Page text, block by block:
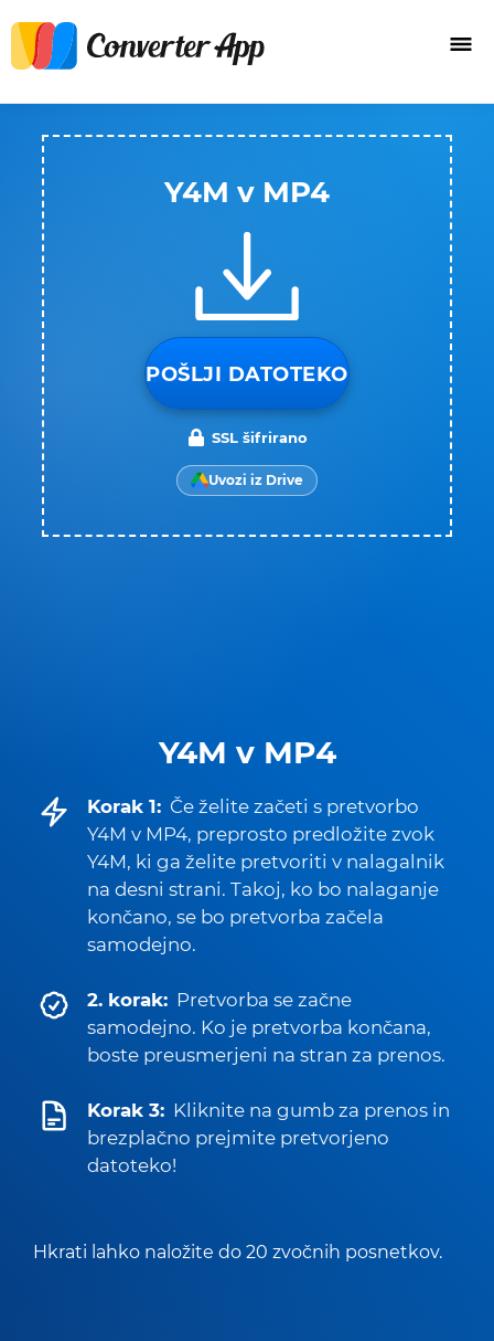
Y4M v MP4
Korak 1: Če želite začeti s pretvorbo
Y4M v MP4, preprosto predložite zvok
Y4M, ki ga želite pretvoriti v nalagalnik
na desni strani. Takoj, ko bo nalaganje
končano, se bo pretvorba začela
samodejno.
2. korak: Pretvorba se začne
samodejno. Ko je pretvorba končana,
boste preusmerjeni na stran za prenos.
Korak 3: Kliknite na gumb za prenos in
brezplačno prejmite pretvorjeno
datoteko!
Hkrati lahko naložite do 20 zvočnih posnetkov.
Y4M v MP4
POŠLJI DATOTEKO
SSL šifrirano
Uvozi iz Drive